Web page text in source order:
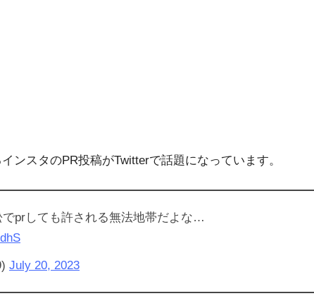
ンスタのPR投稿がTwitterで話題になっています。
prしても許される無法地帯だよな…
July 20, 2023